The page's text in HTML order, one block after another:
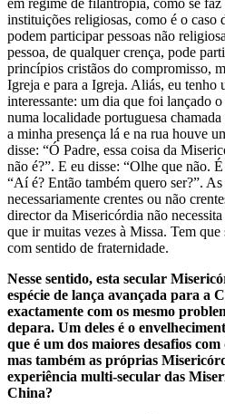
instituições religiosas, como é o caso
podem participar pessoas não
pessoa, de qualquer crença, pode
princípios cristãos do compromisso,
Igreja e para a Igreja. Aliás, eu tenho
interessante: um dia que foi lançado
numa localidade portuguesa
a minha presença lá e na rua houve
disse: “Ó Padre, essa coisa da
não é?”. E eu disse: “Olhe que não.
“Aí é? Então também quero ser?”. As
necessariamente crentes ou não
director da Misericórdia não
que ir muitas vezes à Missa. Tem
com sentido de fraternidade.
Nesse sentido, esta secular
espécie de lança avançada para a
exactamente com os mesmo
depara. Um deles é o
que é um dos maiores desafios com
mas também as próprias
experiência multi-secular das
China?